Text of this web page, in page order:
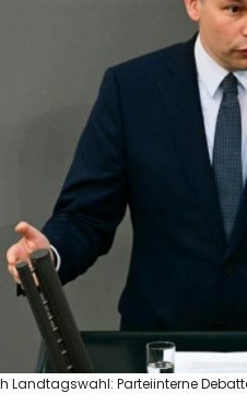
Landtagswahl: Parteiinterne